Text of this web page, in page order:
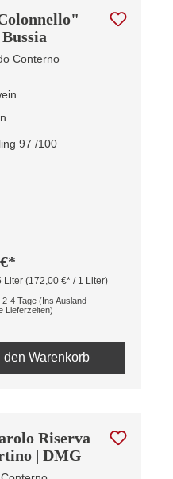
Conterno
97 /100
Liter(172,00 €* / 1 Liter)
2-4 Tage (Ins Ausland
Lieferzeiten)
den Warenkorb
Riserva
| DMG